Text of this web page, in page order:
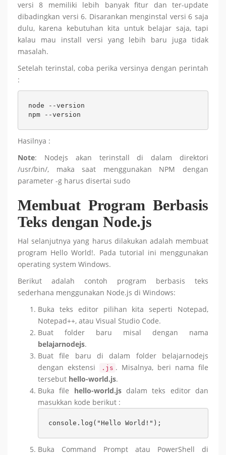
versi 8 memiliki lebih banyak fitur dan ter-update
dibadingkan versi 6. Disarankan menginstal versi 6 saja
dulu, karena kebutuhan kita untuk belajar saja, tapi
kalau mau install versi yang lebih baru juga tidak
masalah.
Setelah terinstal, coba perika versinya dengan perintah
:
node --version
npm --version
Hasilnya :
Note: Nodejs akan terinstall di dalam direktori
/usr/bin/, maka saat menggunakan NPM dengan
parameter -g harus disertai sudo
Membuat Program Berbasis
Teks dengan Node.js
Hal selanjutnya yang harus dilakukan adalah membuat
program Hello World!. Pada tutorial ini menggunakan
operating system Windows.
Berikut adalah contoh program berbasis teks
sederhana menggunakan Node.js di Windows:
Buka teks editor pilihan kita seperti Notepad,
Notepad++, atau Visual Studio Code.
Buat folder baru misal dengan nama
belajarnodejs.
Buat file baru di dalam folder belajarnodejs
dengan ekstensi
.js . Misalnya, beri nama file
tersebut hello-world.js.
Buka file hello-world.jsdalam teks editor dan
masukkan kode berikut :
console.log("Hello World!");
Buka Command Prompt atau PowerShell di